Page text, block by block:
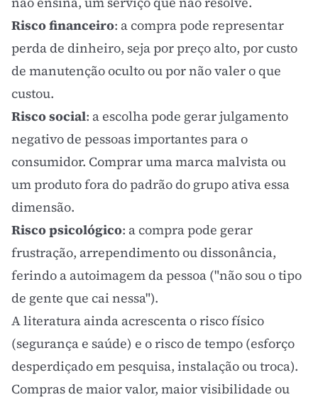
Risco financeiro: a compra pode representar
perda de dinheiro, seja por preço alto, por custo
de manutenção oculto ou por não valer o que
custou.
Risco social: a escolha pode gerar julgamento
negativo de pessoas importantes para o
consumidor. Comprar uma marca malvista ou
um produto fora do padrão do grupo ativa essa
dimensão.
Risco psicológico: a compra pode gerar
frustração, arrependimento ou dissonância,
ferindo a autoimagem da pessoa ("não sou o tipo
de gente que cai nessa").
A literatura ainda acrescenta o risco físico
(segurança e saúde) e o risco de tempo (esforço
desperdiçado em pesquisa, instalação ou troca).
Compras de maior valor, maior visibilidade ou